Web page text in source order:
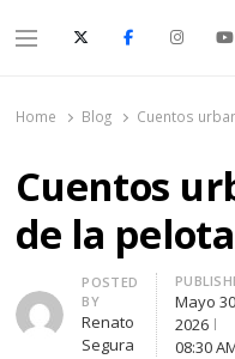
Menu
Home Blog Cuentos
Cuentos
de la pelota
Author
POSTED
BY
Renato
Segura
Mayo
2026
08:30